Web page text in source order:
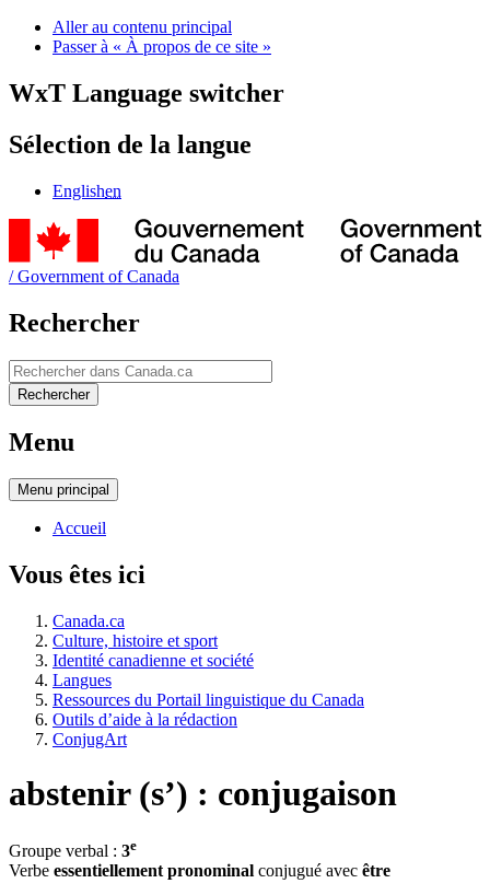
Aller au contenu principal
Passer à « À propos de ce site »
WxT Language switcher
Sélection de la langue
Englishen
/Government of Canada
Rechercher
Rechercher
Rechercher
Menu
Menu principal
Accueil
Vous êtes ici
Canada.ca
Culture, histoire et sport
Identité canadienne et société
Langues
Ressources du Portail linguistique du Canada
Outils d’aide à la rédaction
ConjugArt
abstenir (s’) : conjugaison
Groupe verbal : 3e
Verbe essentiellement pronominal conjugué avec être